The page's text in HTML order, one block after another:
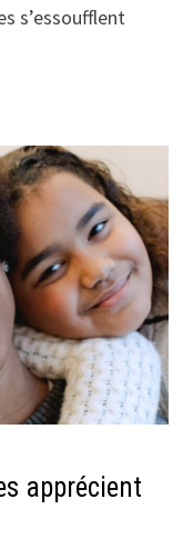
s’essoufflent
apprécient